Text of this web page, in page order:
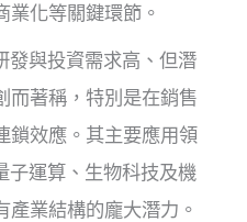
業化等關鍵環節。
發與投資需求高、但潛
而著稱，特別是在銷售
鎖效應。其主要應用領
子運算、生物科技及機
產業結構的龐大潛力。